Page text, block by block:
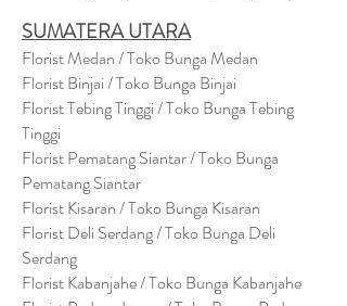
SUMATERA UTARA
Florist Medan / Toko Bunga Medan
Florist Binjai / Toko Bunga Binjai
Florist Tebing Tinggi / Toko Bunga Tebing
Tinggi
Florist Pematang Siantar / Toko Bunga
Pematang Siantar
Florist Kisaran / Toko Bunga Kisaran
Florist Deli Serdang / Toko Bunga Deli
Serdang
Florist Kabanjahe / Toko Bunga Kabanjahe